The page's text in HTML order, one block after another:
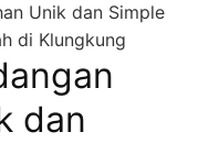
Unik dan Simple
di Klungkung
dan